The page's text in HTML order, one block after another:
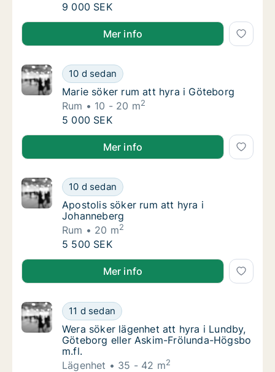
Johanna söker lägenhet att hyra i Lundby,
9 000 SEK
Johanna söker lägenhet att hyra i Lundby,
Mer info
Marie söker rum att hyra i Göteborg
10 d sedan
Marie söker rum att hyra i Göteborg
Marie söker rum att hyra i Göteborg
Rum
10 - 20 m2
Marie söker rum att hyra i Göteborg
5 000 SEK
Marie söker rum att hyra i Göteborg
Mer info
Apostolis söker rum att hyra i Johanneberg
10 d sedan
Apostolis söker rum att hyra i Johanneberg
Apostolis söker rum att hyra i
Johanneberg
Rum
20 m2
Apostolis söker rum att hyra i Johanneberg
5 500 SEK
Apostolis söker rum att hyra i Johanneberg
Mer info
Wera söker lägenhet att hyra i Lundby,
11 d sedan
Wera söker lägenhet att hyra i Lundby,
Wera söker lägenhet att hyra i Lundby,
Göteborg eller Askim-Frölunda-Högsbo
m.fl.
Lägenhet
35 - 42 m2